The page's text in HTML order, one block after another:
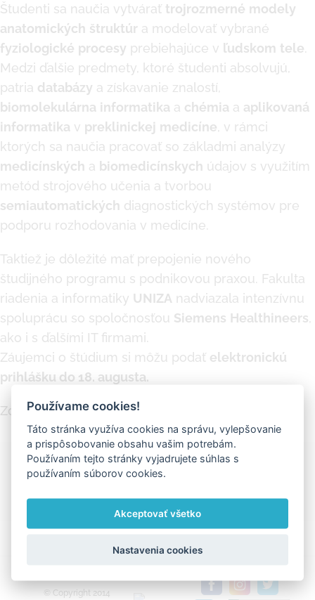
Študenti sa naučia vytvárať trojrozmerné modely
anatomických štruktúr a modelovať vybrané
fyziologické procesy prebiehajúce v ľudskom tele
Medzi ďalšie predmety, ktoré študenti absolvujú,
patria databázy a získavanie znalostí,
biomolekulárna informatika a chémia a aplikovaná
informatika v preklinickej medicíne , v rámci
ktorých sa naučia pracovať so základmi analýzy
medicínských a biomedicínskych údajov s využitím
metód strojového učenia a tvorbou
semiautomatických diagnostických systémov pre
podporu rozhodovania v medicíne.
Taktiež je dôležité mať prepojenie nového
študijného programu s podnikovou praxou. Fakulta
riadenia a informatiky UNIZA nadviazala intenzívnu
spoluprácu so spoločnosťou Siemens Healthineers
ako i s ďalšími IT firmami.
Záujemci o štúdium si môžu podať elektronickú
prihlášku do 18. augusta.
Zdroj :Aktuality.sk
Ďakujeme za zdieľanie
© Copyright 2014
Používame cookies!
Táto stránka využíva cookies na správu, vylepšovanie
a prispôsobovanie obsahu vašim potrebám.
Používaním tejto stránky vyjadrujete súhlas s
používaním súborov cookies.
Akceptovať všetko
Nastavenia cookies